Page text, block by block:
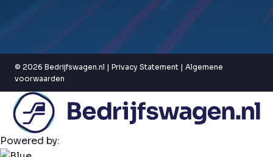
© 2026 Bedrijfswagen.nl | Privacy Statement | Algemene
voorwaarden
Powered by: